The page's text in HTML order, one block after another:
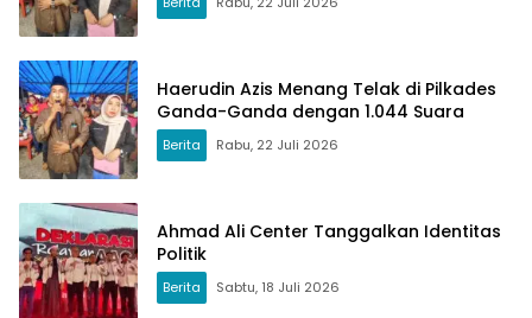
Haerudin Azis Menang Telak di Pilkades
Ganda-Ganda dengan 1.044 Suara
Berita Rabu, 22 Juli 2026
Ahmad Ali Center Tanggalkan Identitas
Politik
Berita Sabtu, 18 Juli 2026